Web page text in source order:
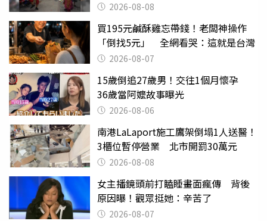
2026-08-08
買195元鹹酥雞忘帶錢！老闆神操作
「倒找5元」 全網看哭：這就是台灣
2026-08-07
15歲倒追27歲男！交往1個月懷孕
36歲當阿嬤故事曝光
2026-08-06
南港LaLaport施工鷹架倒塌1人送醫！
3櫃位暫停營業 北市開罰30萬元
2026-08-08
女主播鏡頭前打瞌睡畫面瘋傳 背後
原因曝！觀眾挺她：辛苦了
2026-08-07